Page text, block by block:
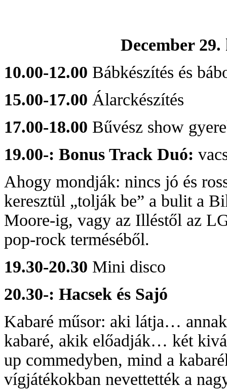
December
10.00-12.00 Bábkészítés és
15.00-17.00 Álarckészítés
17.00-18.00 Bűvész show
19.00-: Bonus Track Duó:
Ahogy mondják: nincs jó és
keresztül „tolják be” a bulit a
Moore-ig, vagy az Illéstől az
pop-rock terméséből.
19.30-20.30 Mini disco
20.30-: Hacsek és Sajó
Kabaré műsor: aki látja…
kabaré, akik előadják… két
up commedyben, mind a
vígjátékokban nevettették a